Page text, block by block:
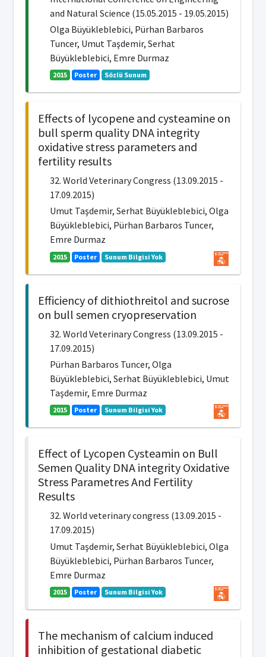
and Natural Science (15.05.2015 - 19.05.2015)
Olga Büyükleblebici, Pürhan Barbaros
Tuncer, Umut Taşdemir, Serhat
Büyükleblebici, Emre Durmaz
2015 Poster Sözlü Sunum
Effects of lycopene and cysteamine on
bull sperm quality DNA integrity
oxidative stress parameters and
fertility results
32. World Veterinary Congress (13.09.2015 -
17.09.2015)
Umut Taşdemir, Serhat Büyükleblebici, Olga
Büyükleblebici, Pürhan Barbaros Tuncer,
Emre Durmaz
2015 Poster Sunum Bilgisi Yok
Efficiency of dithiothreitol and sucrose
on bull semen cryopreservation
32. World Veterinary Congress (13.09.2015 -
17.09.2015)
Pürhan Barbaros Tuncer, Olga
Büyükleblebici, Serhat Büyükleblebici, Umut
Taşdemir, Emre Durmaz
2015 Poster Sunum Bilgisi Yok
Effect of Lycopen Cysteamin on Bull
Semen Quality DNA integrity Oxidative
Stress Parametres And Fertility
Results
32. World veterinary congress (13.09.2015 -
17.09.2015)
Umut Taşdemir, Serhat Büyükleblebici, Olga
Büyükleblebici, Pürhan Barbaros Tuncer,
Emre Durmaz
2015 Poster Sunum Bilgisi Yok
The mechanism of calcium induced
inhibition of gestational diabetic